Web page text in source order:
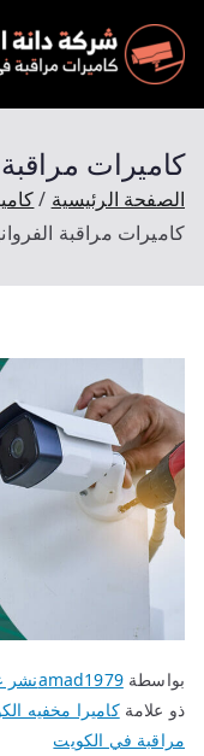
كاميرات
الصفحة الرئيسية
كاميرات مراقبة
بواسطةamad1979نشر
ذو علامةكاميرا مخفيه
مراقبة في الكويت